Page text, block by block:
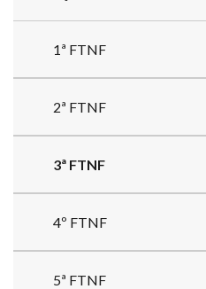
1ª FTNF
2ª FTNF
3ª FTNF
4º FTNF
5ª FTNF